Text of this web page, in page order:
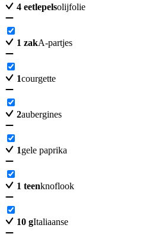
4 eetlepelsolijfolie
1 zakA-partjes
1courgette
2aubergines
1gele paprika
1 teenknoflook
10 gItaliaanse